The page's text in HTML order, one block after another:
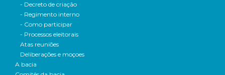
- Decreto de criação
- Regimento interno
- Como participar
- Processos eleitorais
Atas reuniões
Deliberações e moçoes
A bacia